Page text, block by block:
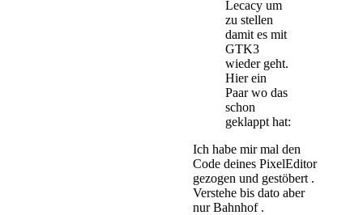
Lecacy um
zu stellen
damit es mit
GTK3
wieder geht.
Hier ein
Paar wo das
schon
geklappt hat:
Ich habe mir mal den
Code deines PixelEditor
gezogen und gestöbert .
Verstehe bis dato aber
nur Bahnhof .